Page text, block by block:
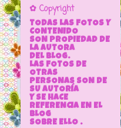
✿ Copyright
TODAS LAS FOTOS Y
CONTENIDO
SON PROPIEDAD DE
LA AUTORA
DEL BLOG.
LAS FOTOS DE
OTRAS
PERSONAS SON DE
SU AUTORÍA
Y SE HACE
REFERENCIA EN EL
BLOG
SOBRE ELLO .